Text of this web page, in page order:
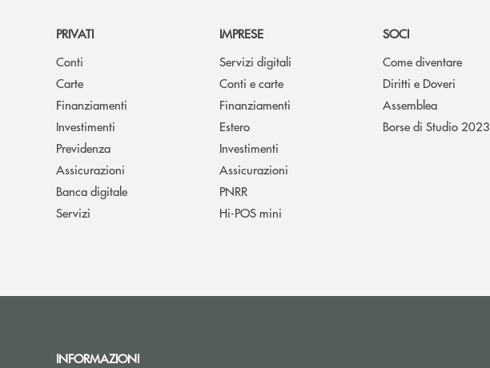
PRIVATI
Conti
Carte
Finanziamenti
Investimenti
Previdenza
Assicurazioni
Banca digitale
Servizi
IMPRESE
Servizi digitali
Conti e carte
Finanziamenti
Estero
Investimenti
Assicurazioni
PNRR
Hi-POS mini
SOCI
Come diventare
Diritti e Doveri
Assemblea
Borse di Studio 2023
INFORMAZIONI